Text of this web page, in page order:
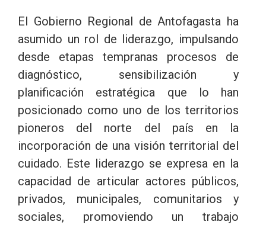
El Gobierno Regional de Antofagasta ha
asumido un rol de liderazgo, impulsando
desde etapas tempranas procesos de
diagnóstico, sensibilización y
planificación estratégica que lo han
posicionado como uno de los territorios
pioneros del norte del país en la
incorporación de una visión territorial del
cuidado. Este liderazgo se expresa en la
capacidad de articular actores públicos,
privados, municipales, comunitarios y
sociales, promoviendo un trabajo